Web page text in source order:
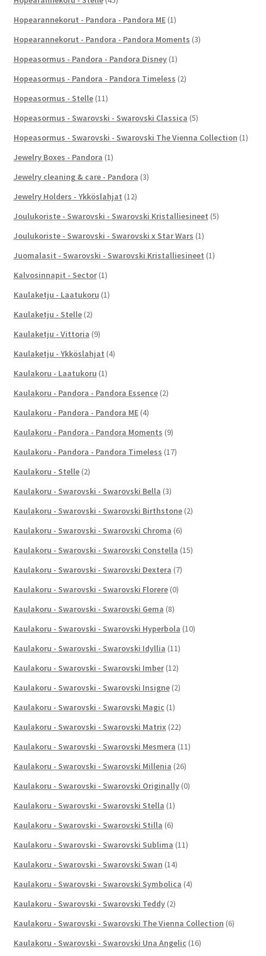
Hopearannekorut - Pandora - Pandora ME (1)
Hopearannekorut - Pandora - Pandora Moments (3)
Hopeasormus - Pandora - Pandora Disney (1)
Hopeasormus - Pandora - Pandora Timeless (2)
Hopeasormus - Stelle (11)
Hopeasormus - Swarovski - Swarovski Classica (5)
Hopeasormus - Swarovski - Swarovski The Vienna Collection (1)
Jewelry Boxes - Pandora (1)
Jewelry cleaning & care - Pandora (3)
Jewelry Holders - Ykköslahjat (12)
Joulukoriste - Swarovski - Swarovski Kristalliesineet (5)
Joulukoriste - Swarovski - Swarovski x Star Wars (1)
Juomalasit - Swarovski - Swarovski Kristalliesineet (1)
Kalvosinnapit - Sector (1)
Kaulaketju - Laatukoru (1)
Kaulaketju - Stelle (2)
Kaulaketju - Vittoria (9)
Kaulaketju - Ykköslahjat (4)
Kaulakoru - Laatukoru (1)
Kaulakoru - Pandora - Pandora Essence (2)
Kaulakoru - Pandora - Pandora ME (4)
Kaulakoru - Pandora - Pandora Moments (9)
Kaulakoru - Pandora - Pandora Timeless (17)
Kaulakoru - Stelle (2)
Kaulakoru - Swarovski - Swarovski Bella (3)
Kaulakoru - Swarovski - Swarovski Birthstone (2)
Kaulakoru - Swarovski - Swarovski Chroma (6)
Kaulakoru - Swarovski - Swarovski Constella (15)
Kaulakoru - Swarovski - Swarovski Dextera (7)
Kaulakoru - Swarovski - Swarovski Florere (0)
Kaulakoru - Swarovski - Swarovski Gema (8)
Kaulakoru - Swarovski - Swarovski Hyperbola (10)
Kaulakoru - Swarovski - Swarovski Idyllia (11)
Kaulakoru - Swarovski - Swarovski Imber (12)
Kaulakoru - Swarovski - Swarovski Insigne (2)
Kaulakoru - Swarovski - Swarovski Magic (1)
Kaulakoru - Swarovski - Swarovski Matrix (22)
Kaulakoru - Swarovski - Swarovski Mesmera (11)
Kaulakoru - Swarovski - Swarovski Millenia (26)
Kaulakoru - Swarovski - Swarovski Originally (0)
Kaulakoru - Swarovski - Swarovski Stella (1)
Kaulakoru - Swarovski - Swarovski Stilla (6)
Kaulakoru - Swarovski - Swarovski Sublima (11)
Kaulakoru - Swarovski - Swarovski Swan (14)
Kaulakoru - Swarovski - Swarovski Symbolica (4)
Kaulakoru - Swarovski - Swarovski Teddy (2)
Kaulakoru - Swarovski - Swarovski The Vienna Collection (6)
Kaulakoru - Swarovski - Swarovski Una Angelic (16)